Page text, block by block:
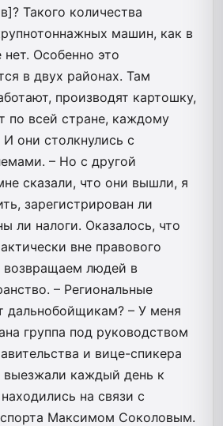
Такого количества
машин, как в
нет. Особенно это
в двух районах. Там
производят картошку,
по всей стране, каждому
они столкнулись с
– Но с другой
сказали, что они вышли, я
зарегистрирован ли
ли налоги. Оказалось, что
вне правового
людей в
– Региональные
дальнобойщикам? – У меня
группа под руководством
и вице-спикера
выезжали каждый день к
на связи с
Максимом Соколовым.